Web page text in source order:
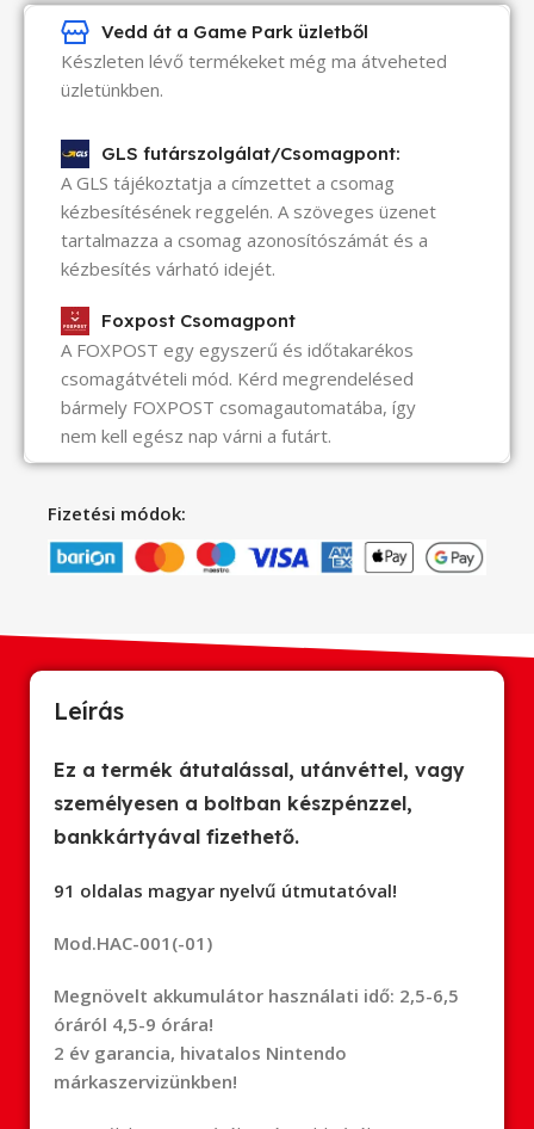
Vedd át a Game Park üzletből
Készleten lévő termékeket még ma átveheted
üzletünkben.
GLS futárszolgálat/Csomagpont:
A GLS tájékoztatja a címzettet a csomag
kézbesítésének reggelén. A szöveges üzenet
tartalmazza a csomag azonosítószámát és a
kézbesítés várható idejét.
Foxpost Csomagpont
A FOXPOST egy egyszerű és időtakarékos
csomagátvételi mód. Kérd megrendelésed
bármely FOXPOST csomagautomatába, így
nem kell egész nap várni a futárt.
Fizetési módok:
Leírás
Ez a termék átutalással, utánvéttel, vagy
személyesen a boltban készpénzzel,
bankkártyával fizethető.
91 oldalas magyar nyelvű útmutatóval!
Mod.HAC-001(-01)
Megnövelt akkumulátor használati idő: 2,5-6,5
óráról 4,5-9 órára!
2 év garancia, hivatalos Nintendo
márkaszervizünkben!